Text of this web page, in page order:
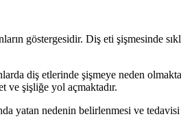
göstergesidir. Diş eti şişmesinde
diş etlerinde şişmeye neden
ve şişliğe yol açmaktadır.
yatan nedenin belirlenmesi ve